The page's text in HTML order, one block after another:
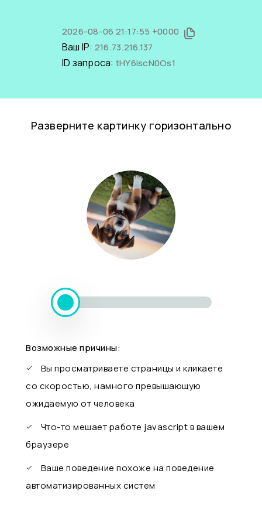
2026-08-06 21:17:55 +0000
Ваш IP: 216.73.216.137
ID запроса: tHY6iscN0Os1
Разверните картинку горизонтально
Возможные причины:
Вы просматриваете страницы и кликаете
со скоростью, намного превышающую
ожидаемую от человека
Что-то мешает работе javascript в вашем
браузере
Ваше поведение похоже на поведение
автоматизированных систем